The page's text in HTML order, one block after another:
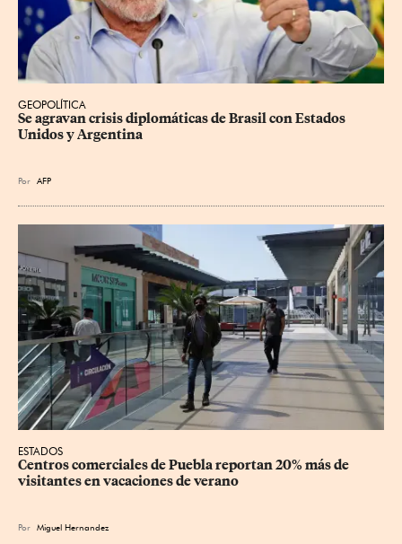
GEOPOLÍTICA
Se agravan crisis diplomáticas de Brasil con Estados
Unidos y Argentina
Por AFP
ESTADOS
Centros comerciales de Puebla reportan 20% más de
visitantes en vacaciones de verano
Por Miguel Hernandez